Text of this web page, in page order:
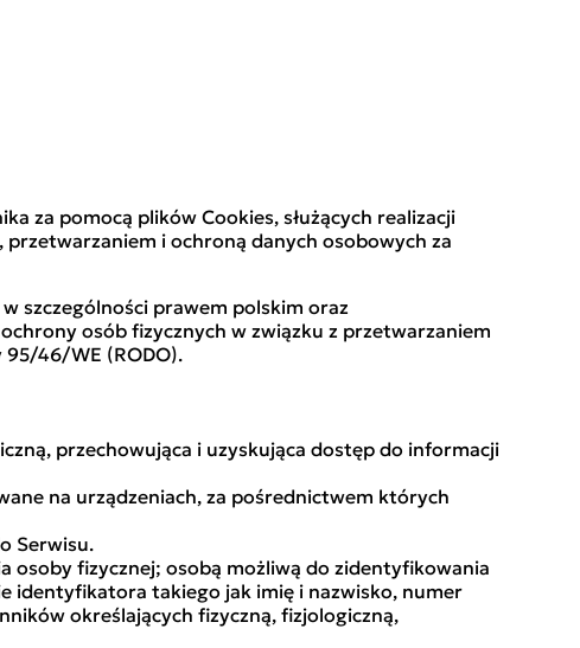
za pomocą plików Cookies, służących realizacji
i ochroną danych osobowych za
szczególności prawem polskim oraz
osób fizycznych w związku z przetwarzaniem
46/WE (RODO).
przechowująca i uzyskująca dostęp do informacji
na urządzeniach, za pośrednictwem których
Serwisu.
osoby fizycznej; osobą możliwą do zidentyfikowania
identyfikatora takiego jak imię i nazwisko, numer
określających fizyczną, fizjologiczną,